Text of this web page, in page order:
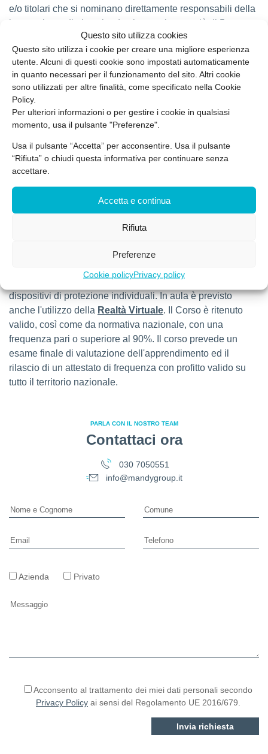
Questo sito utilizza cookies
Questo sito utilizza i cookie per creare una migliore esperienza
utente. Alcuni di questi cookie sono impostati automaticamente
in quanto necessari per il funzionamento del sito. Altri cookie
sono utilizzati per altre finalità, come specificato nella Cookie
Policy.
Per ulteriori informazioni o per gestire i cookie in qualsiasi
momento, usa il pulsante "Preferenze".
Usa il pulsante “Accetta” per acconsentire. Usa il pulsante
“Rifiuta” o chiudi questa informativa per continuare senza
accettare.
Accetta e continua
Rifiuta
Preferenze
Cookie policyPrivacy policy
e/o titolari che si nominano direttamente responsabili della
lotta antincendio in aziende che non hanno più di 5
Descrizione
Il Corso di formazione per Addetti Antincendio Livello 2 8
ore, assolve gli obblighi indicati nel D.lgs. 81/08, T.U.
IX. Il Corso di Antincendio Livello 2 è rivolto agli Addetti
Antincendio in attività dove, in generale, sono presenti
esercizio offrono possibilità di sviluppo di focolai e ove
sussistono probabilità di propagazione delle fiamme. Il
Corso di Addetto Antincendio Livello 2 di 8 ore è composto
in modalità FAD(Formazione a Distanza), e
spegnimento con l'ausilio di estintori, vasca, manicotti e
dispositivi di protezione individuali. In aula èprevisto
anche l'utilizzo della Realtà Virtuale. Il Corso è ritenuto
valido, così come da normativa nazionale, con una
frequenza pari o superiore al 90%. Il corso prevede un
esame finale di valutazione dell'apprendimento ed il
rilascio di un attestato di frequenza con profitto valido su
tutto il territorio nazionale.
PARLA CON IL NOSTRO TEAM
Contattaci ora
030 7050551
info@mandygroup.it
Azienda Privato
Acconsento al trattamento dei miei dati personali secondo
Privacy Policy ai sensi del Regolamento UE 2016/679.